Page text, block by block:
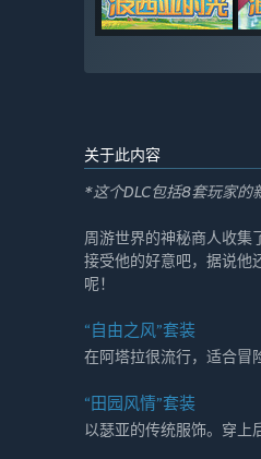
关于此内容
*这个DLC包括8套玩家的
周游世界的神秘商人收集
接受他的好意吧，据说他
呢！
“自由之风”套装
在阿塔拉很流行，适合冒
“田园风情”套装
以瑟亚的传统服饰。穿上